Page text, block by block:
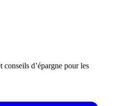
conseils d’épargne pour les